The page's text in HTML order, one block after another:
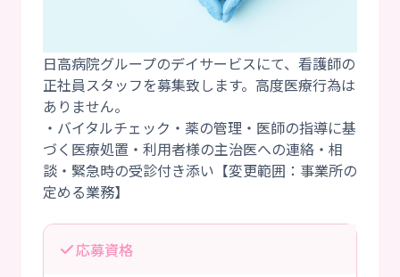
日高病院グループのデイサービスにて、看護師の
正社員スタッフを募集致します。高度医療行為は
ありません。
・バイタルチェック・薬の管理・医師の指導に基
づく医療処置・利用者様の主治医への連絡・相
談・緊急時の受診付き添い【変更範囲：事業所の
応募資格